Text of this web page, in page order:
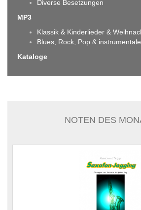
Diverse Besetzungen
MP3
Klassik & Kinderlieder &
Blues, Rock, Pop &
Kataloge
NOTEN DES